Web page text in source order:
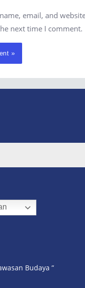
email, and
next time I comment.
Budaya ”